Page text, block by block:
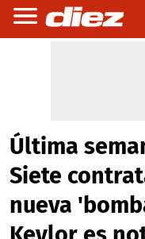
Última
Siete
nueva